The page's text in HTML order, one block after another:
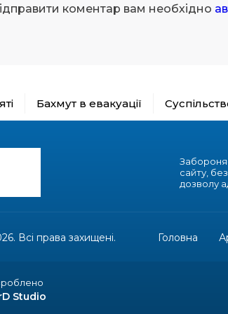
коментар вам необхідно
Бахмут в евакуації
сайту,
дозволу
Всі права захищені. Головна
Studio